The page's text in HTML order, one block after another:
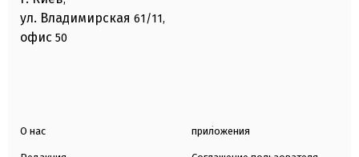
ул. Владимирская 61/11,
офис 50
О нас приложения